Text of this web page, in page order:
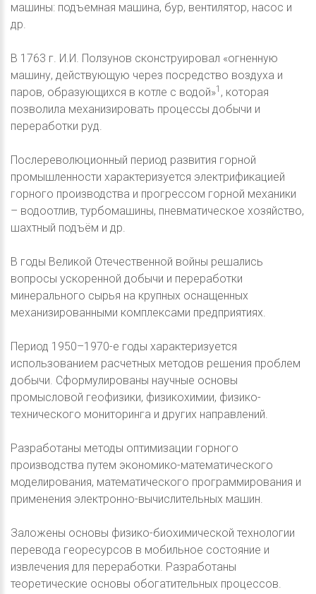
машины: подъемная машина, бур, вентилятор, насос и
др.
В 1763 г. И.И. Ползунов сконструировал «огненную
машину, действующую через посредство воздуха и
паров, образующихся в котле с водой»1 , которая
позволила механизировать процессы добычи и
переработки руд.
Послереволюционный период развития горной
промышленности характеризуется электрификацией
горного производства и прогрессом горной механики
– водоотлив, турбомашины, пневматическое хозяйство,
шахтный подъём и др.
В годы Великой Отечественной войны решались
вопросы ускоренной добычи и переработки
минерального сырья на крупных оснащенных
механизированными комплексами предприятиях.
Период 1950–1970-е годы характеризуется
использованием расчетных методов решения проблем
добычи. Сформулированы научные основы
промысловой геофизики, физикохимии, физико-
технического мониторинга и других направлений.
Разработаны методы оптимизации горного
производства путем экономико-математического
моделирования, математического программирования и
применения электронно-вычислительных машин.
Заложены основы физико-биохимической технологии
перевода георесурсов в мобильное состояние и
извлечения для переработки. Разработаны
теоретические основы обогатительных процессов.